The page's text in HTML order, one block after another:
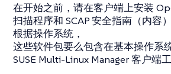
在开始之前，请在客户端上安装
扫描程序和 SCAP 安全指南（内容）
根据操作系统，
这些软件包要么包含在基本操作系
SUSE Multi-Linux Manager 客户端工